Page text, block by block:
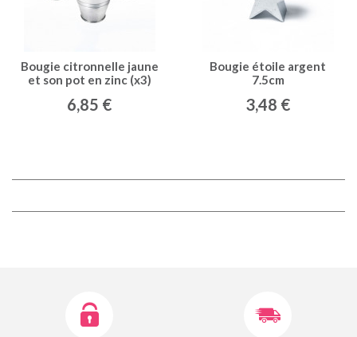
Bougie citronnelle jaune
et son pot en zinc (x3)
6,85 €
Bougie étoile argent
7.5cm
3,48 €